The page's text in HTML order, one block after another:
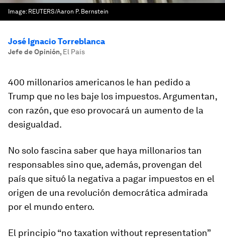
Image: REUTERS/Aaron P. Bernstein
José Ignacio Torreblanca
Jefe de Opinión, El País
400 millonarios americanos le han pedido a
Trump que no les baje los impuestos. Argumentan,
con razón, que eso provocará un aumento de la
desigualdad.
No solo fascina saber que haya millonarios tan
responsables sino que, además, provengan del
país que situó la negativa a pagar impuestos en el
origen de una revolución democrática admirada
por el mundo entero.
El principio “no taxation without representation”